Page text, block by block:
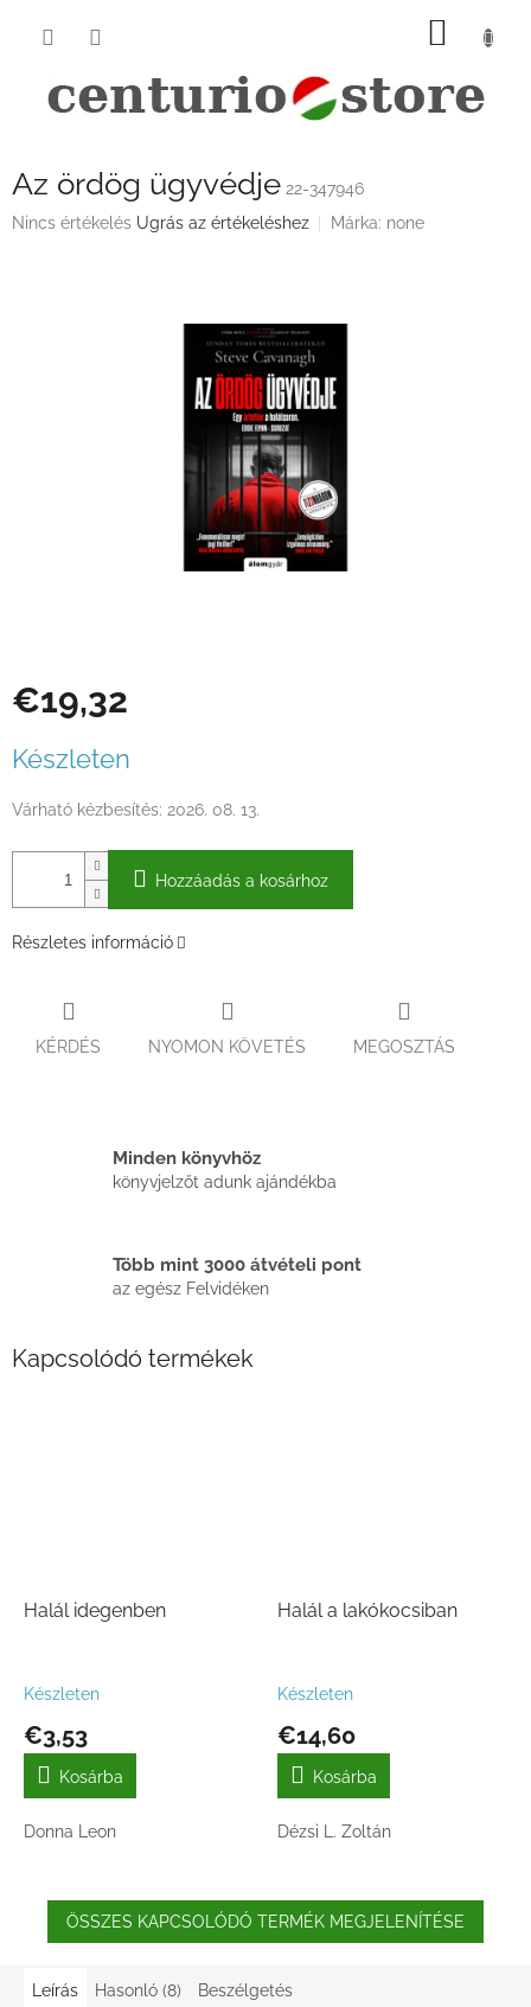
KOSÁR
Az ördög ügyvédje 22-347946
A
Nincs értékelés Ugrás az értékeléshez Márka: none
€19,32
Készleten
Várható kézbesítés: 2026. 08. 13.
Hozzáadás a kosárhoz
Részletes információ
KÉRDÉS NYOMON KÖVETÉS MEGOSZTÁS
Minden könyvhöz
könyvjelzőt adunk ajándékba
Több mint 3000 átvételi pont
az egész Felvidéken
Kapcsolódó termékek
Halál idegenben
Készleten
€3,53
Kosárba
Donna Leon
Halál a lakókocsiban
Készleten
€14,60
Kosárba
Dézsi L. Zoltán
ÖSSZES KAPCSOLÓDÓ TERMÉK MEGJELENÍTÉSE
Leírás Hasonló (8) Beszélgetés